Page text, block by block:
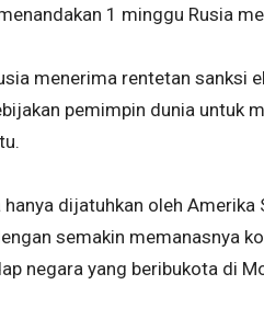
1 minggu Rusia
menerima rentetan sanksi
pemimpin dunia untuk
hanya dijatuhkan oleh
semakin memanasnya
negara yang beribukota di